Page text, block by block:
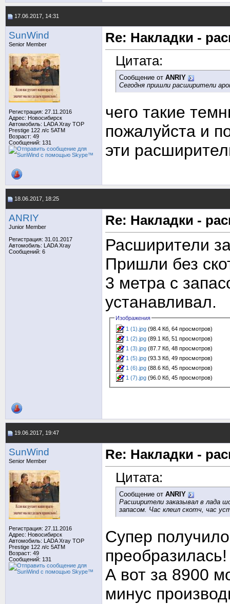
17.06.2017, 14:31
SunWind
Senior Member
Регистрация: 27.11.2016
Адрес: Новосибирск
Автомобиль: LADA Xray TOP
Prestige 122 л/с 5АТМ
Возраст: 49
Сообщений: 131
Re: Накладки -
Цитата:
Сообщение от ANRIY
Сегодня пришли расширители
чего такие
пожалуйста и
эти
18.06.2017, 18:25
ANRIY
Junior Member
Регистрация: 31.01.2017
Автомобиль: LADA Xray
Сообщений: 6
Re: Накладки -
Расширители
Пришли без
3 метра с
устанавливал.
Изображения
1 (1).jpg (98.4 Кб, 64 просмотров)
1 (2).jpg (89.1 Кб, 51 просмотров)
1 (3).jpg (87.7 Кб, 48 просмотров)
1 (5).jpg (93.3 Кб, 49 просмотров)
1 (6).jpg (88.6 Кб, 45 просмотров)
1 (7).jpg (96.0 Кб, 45 просмотров)
19.06.2017, 19:47
SunWind
Senior Member
Регистрация: 27.11.2016
Адрес: Новосибирск
Автомобиль: LADA Xray TOP
Prestige 122 л/с 5АТМ
Возраст: 49
Сообщений: 131
Re: Накладки -
Цитата:
Сообщение от ANRIY
Расширители заказывал в лада
запасом. Час клеил скотч, час
Супер
преобразилась!
А вот за 8900
минус